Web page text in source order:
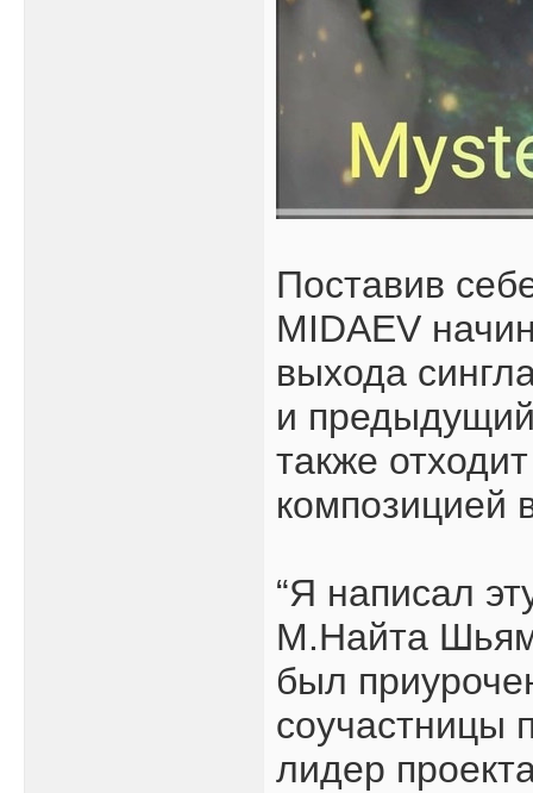
Поставив
MIDAEV
выхода
и предыдущий
также
композицией
“Я написал
М.Найта
был
соучастницы
лидер